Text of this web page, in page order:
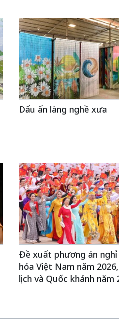
Dấu ấn làng nghề xưa
Đề xuất phương án nghỉ
hóa Việt Nam năm
lịch và Quốc khánh năm